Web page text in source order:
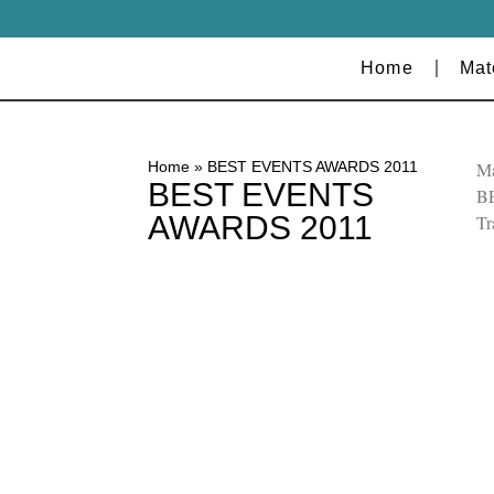
Home
Home » BEST EVENTS AWARDS 2011
BEST EVENTS
AWARDS 2011